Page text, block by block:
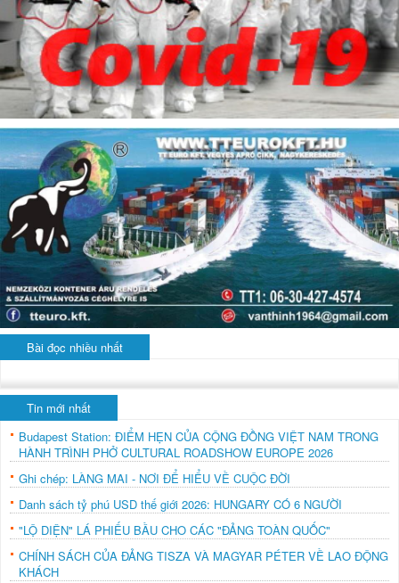
Bài đọc nhiều nhất
Tin mới nhất
Budapest Station: ĐIỂM HẸN CỦA CỘNG ĐỒNG VIỆT NAM TRONG
HÀNH TRÌNH PHỞ CULTURAL ROADSHOW EUROPE 2026
Ghi chép: LÀNG MAI - NƠI ĐỂ HIỂU VỀ CUỘC ĐỜI
Danh sách tỷ phú USD thế giới 2026: HUNGARY CÓ 6 NGƯỜI
"LỘ DIỆN" LÁ PHIẾU BẦU CHO CÁC "ĐẢNG TOÀN QUỐC"
CHÍNH SÁCH CỦA ĐẢNG TISZA VÀ MAGYAR PÉTER VỀ LAO ĐỘNG
KHÁCH